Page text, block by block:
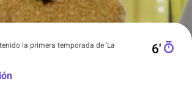
la primera temporada de 'La
6′